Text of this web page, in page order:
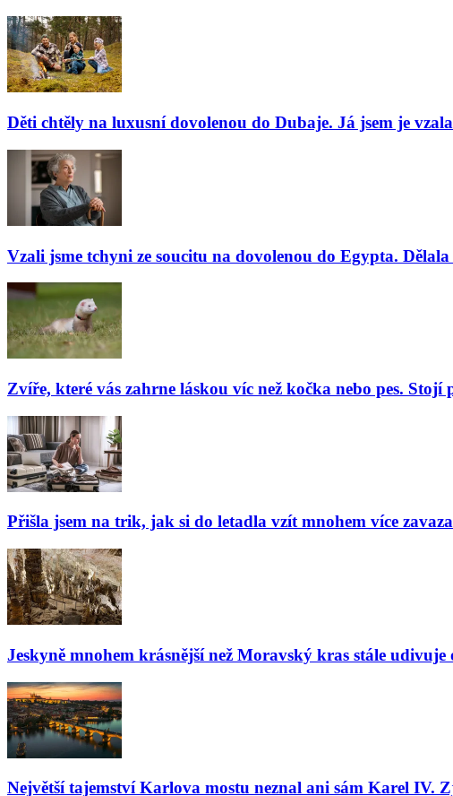
Děti chtěly na luxusní dovolenou do Dubaje. Já jsem je
Vzali jsme tchyni ze soucitu na dovolenou do Egypta.
Zvíře, které vás zahrne láskou víc než kočka nebo pes.
Přišla jsem na trik, jak si do letadla vzít mnohem více
Jeskyně mnohem krásnější než Moravský kras stále
Největší tajemství Karlova mostu neznal ani sám Karel IV.